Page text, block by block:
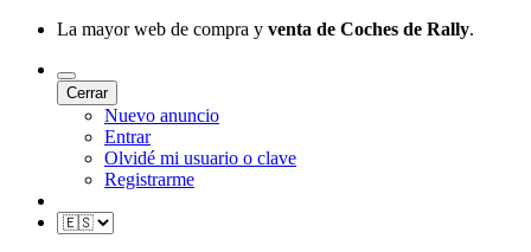
La mayor web de compra y venta de Coches de Rally.
Cerrar
Nuevo anuncio
Entrar
Olvidé mi usuario o clave
Registrarme